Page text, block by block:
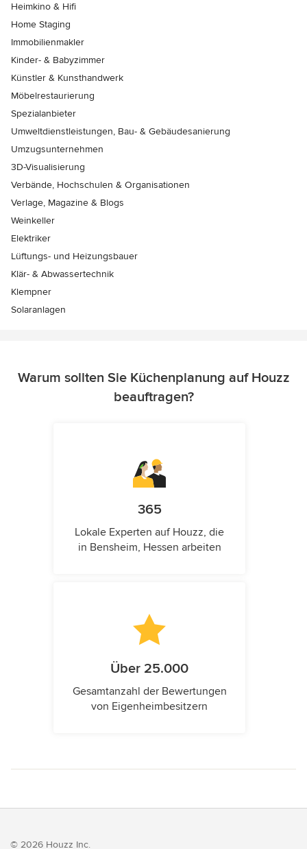
Heimkino & Hifi
Home Staging
Immobilienmakler
Kinder- & Babyzimmer
Künstler & Kunsthandwerk
Möbelrestaurierung
Spezialanbieter
Umweltdienstleistungen, Bau- & Gebäudesanierung
Umzugsunternehmen
3D-Visualisierung
Verbände, Hochschulen & Organisationen
Verlage, Magazine & Blogs
Weinkeller
Elektriker
Lüftungs- und Heizungsbauer
Klär- & Abwassertechnik
Klempner
Solaranlagen
Warum sollten Sie Küchenplanung auf Houzz
beauftragen?
365
Lokale Experten auf Houzz, die
in Bensheim, Hessen arbeiten
Über 25.000
Gesamtanzahl der Bewertungen
von Eigenheimbesitzern
© 2026 Houzz Inc.